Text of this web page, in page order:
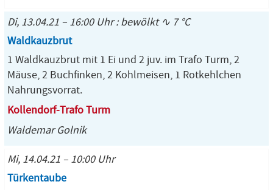
Di, 13.04.21 – 16:00 Uhr : bewölkt ∿ 7 °C
Waldkauzbrut
1 Waldkauzbrut mit 1 Ei und 2 juv. im Trafo Turm, 2
Mäuse, 2 Buchfinken, 2 Kohlmeisen, 1 Rotkehlchen
Nahrungsvorrat.
Kollendorf-Trafo Turm
Waldemar Golnik
Mi, 14.04.21 – 10:00 Uhr
Türkentaube